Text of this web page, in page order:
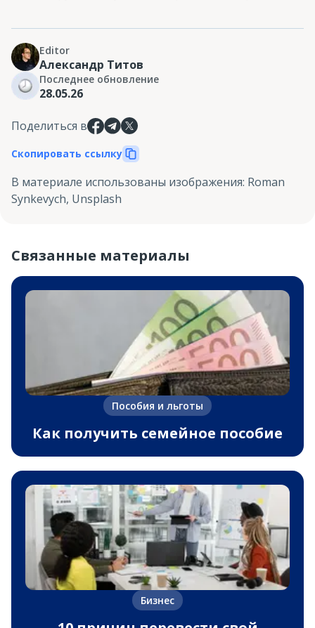
Editor
Александр Титов
Последнее обновление
28.05.26
Поделиться в
Скопировать ссылку
В материале использованы изображения: Roman
Synkevych, Unsplash
Связанные материалы
Пособия и льготы
Как получить семейное пособие
Бизнес